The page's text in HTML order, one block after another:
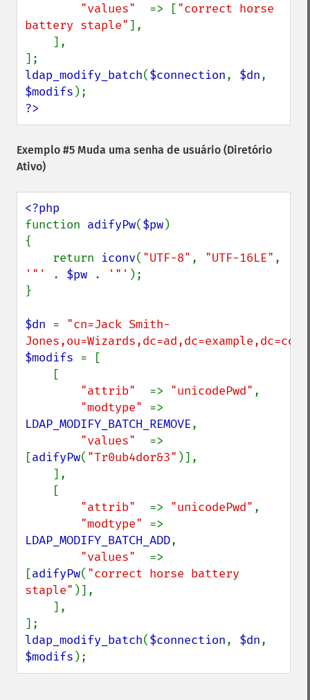
"values" => ["correct horse
battery staple"],
ldap_modify_batch($connection, $dn
$modifs
?>
Exemplo #5 Muda uma senha de usuário (Diretório
Ativo)
function adifyPw($pw)
{
    return
iconv( "UTF-8" , "UTF-16LE"
'"'
. $pw . '"' );
}
$dn = "cn=Jack Smith-
Jones,ou=Wizards,dc=ad,dc=example,dc=com"
$modifs = [
"attrib" => "unicodePwd" ,
"modtype"
LDAP_MODIFY_BATCH_REMOVE,
"values" =>
[adifyPw( "Tr0ub4dor&3" )],
"attrib" => "unicodePwd" ,
"modtype"
LDAP_MODIFY_BATCH_ADD,
"values" =>
[adifyPw( "correct horse battery
staple" )],
ldap_modify_batch($connection, $dn
$modifs );